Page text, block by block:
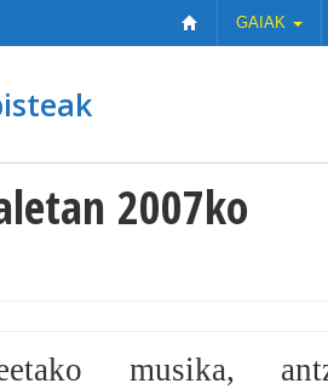
GAIAK
2007ko
musika,